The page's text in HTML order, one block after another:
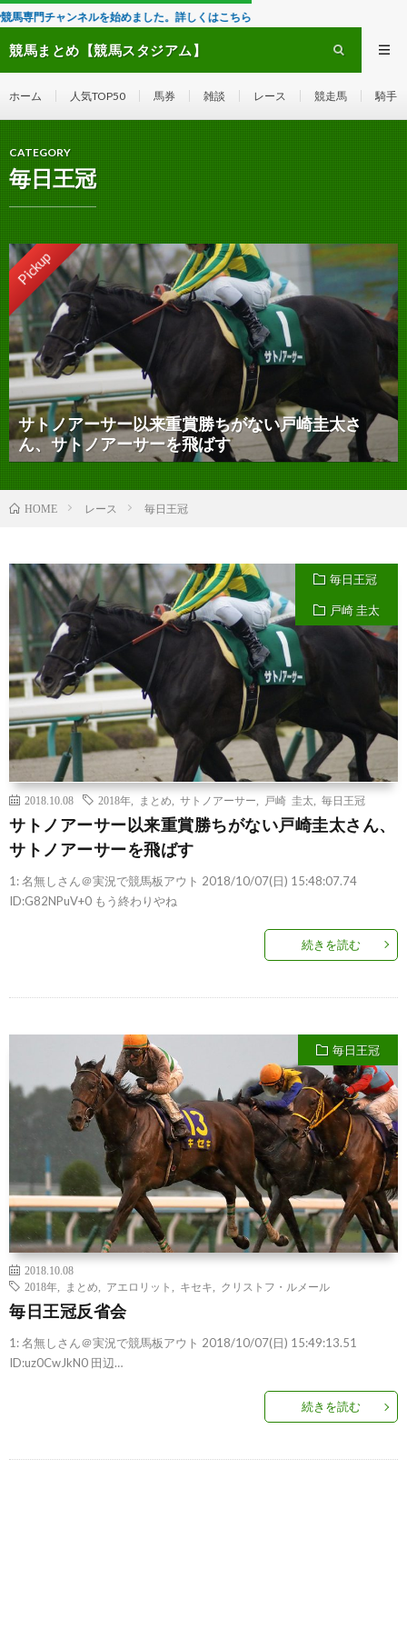
ました。詳しくはこちら
競馬まとめ【競馬スタジアム】
ホーム 人気TOP50 馬券 雑談 レース 競走馬 騎手
CATEGORY
毎日王冠
Pickup
サトノアーサー以来重賞勝ちがない戸崎圭太さ
ん、サトノアーサーを飛ばす
HOME レース 毎日王冠
毎日王冠
戸崎 圭太
2018.10.08 2018年 まとめ サトノアーサー 戸崎 圭太 毎日王冠
サトノアーサー以来重賞勝ちがない戸崎圭太さん、
サトノアーサーを飛ばす
1: 名無しさん＠実況で競馬板アウト 2018/10/07(日) 15:48:07.74
ID:G82NPuV+0 もう終わりやね
続きを読む
毎日王冠
2018.10.08
2018年
まとめ アエロリット キセキ クリストフ・ルメール
毎日王冠反省会
1: 名無しさん＠実況で競馬板アウト 2018/10/07(日) 15:49:13.51
ID:uz0CwJkN0 田辺…
続きを読む